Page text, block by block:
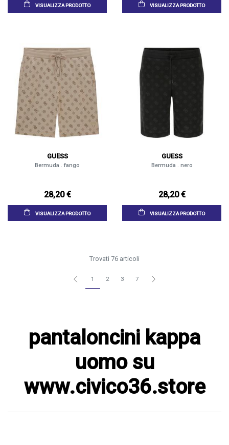
VISUALIZZA PRODOTTO VISUALIZZA PRODOTTO
GUESS
Bermuda . fango
28,20 €
VISUALIZZA PRODOTTO
GUESS
Bermuda . nero
28,20 €
VISUALIZZA PRODOTTO
Trovati 76 articoli
1 2 3 7
pantaloncini kappa
uomo su
www.civico36.store